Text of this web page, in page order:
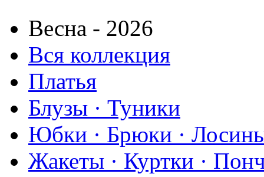
Весна - 2026
Вся коллекция
Платья
Блузы · Туники
Юбки · Брюки ·
Жакеты · Куртки ·